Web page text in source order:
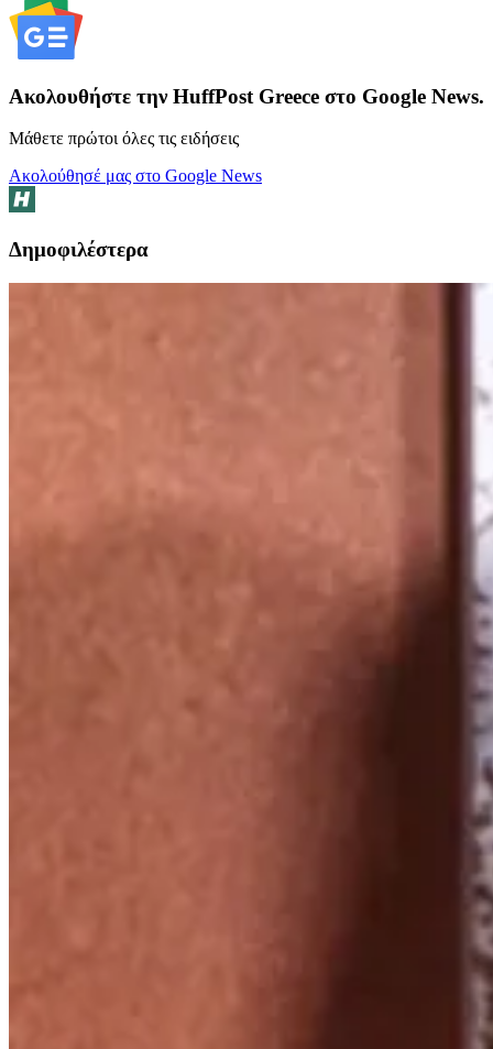
Ακολουθήστε την HuffPost Greece στο Google News.
Μάθετε πρώτοι όλες τις ειδήσεις
Ακολούθησέ μας στο Google News
Δημοφιλέστερα